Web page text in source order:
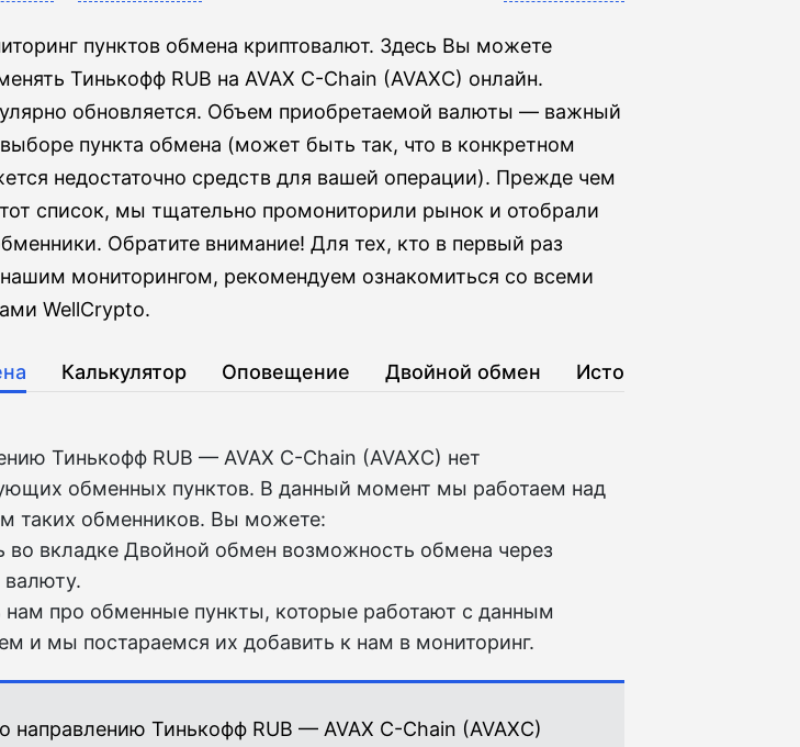
пунктов обмена криптовалют. Здесь Вы можете
Тинькофф RUB на AVAX C-Chain (AVAXC) онлайн.
обновляется. Объем приобретаемой валюты — важный
пункта обмена (может быть так, что в конкретном
недостаточно средств для вашей операции). Прежде чем
список, мы тщательно промониторили рынок и отобрали
Обратите внимание! Для тех, кто в первый раз
нашим мониторингом, рекомендуем ознакомиться со всеми
WellCrypto.
Калькулятор Оповещение Двойной обмен История
Тинькофф RUB — AVAX C-Chain (AVAXC) нет
обменных пунктов. В данный момент мы работаем над
таких обменников. Вы можете:
во вкладкe Двойной обмен возможность обмена через
валюту.
про обменные пункты, которые работают с данным
и мы постараемся их добавить к нам в мониторинг.
направлению Тинькофф RUB — AVAX C-Chain (AVAXC)